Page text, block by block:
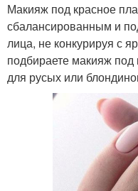
Новинки для
маникюра
Макияж под бордовое
платье
Вечерний платье
Макияж под красное
сбалансированным и
лица, не конкурируя с
подбираете макияж под
для русых или